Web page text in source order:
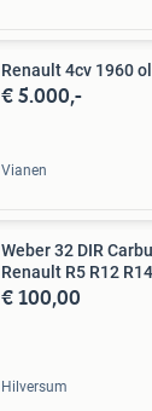
Renault 4cv 1960
€ 5.000,-
Vianen
Weber 32 DIR
Renault R5 R12
€ 100,00
Hilversum